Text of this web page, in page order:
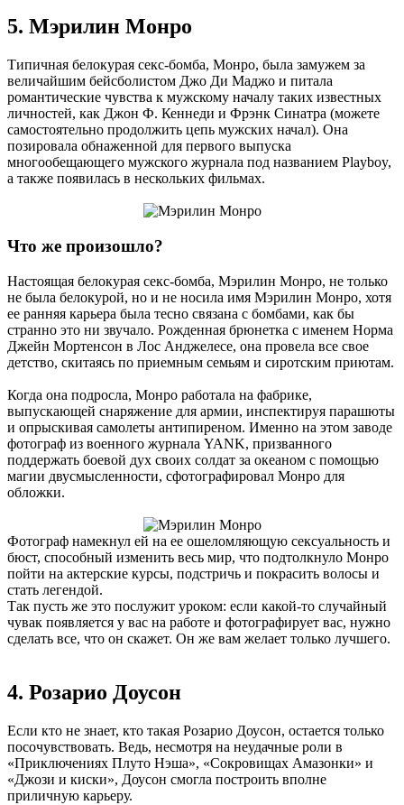
5. Мэрилин Монро
Типичная белокурая секс-бомба, Монро, была замужем за
величайшим бейсболистом Джо Ди Маджо и питала
романтические чувства к мужскому началу таких известных
личностей, как Джон Ф. Кеннеди и Фрэнк Синатра (можете
самостоятельно продолжить цепь мужских начал). Она
позировала обнаженной для первого выпуска
многообещающего мужского журнала под названием Playboy,
а также появилась в нескольких фильмах.
Что же произошло?
Настоящая белокурая секс-бомба, Мэрилин Монро, не только
не была белокурой, но и не носила имя Мэрилин Монро, хотя
ее ранняя карьера была тесно связана с бомбами, как бы
странно это ни звучало. Рожденная брюнетка с именем Норма
Джейн Мортенсон в Лос Анджелесе, она провела все свое
детство, скитаясь по приемным семьям и сиротским приютам.
Когда она подросла, Монро работала на фабрике,
выпускающей снаряжение для армии, инспектируя парашюты
и опрыскивая самолеты антипиреном. Именно на этом заводе
фотограф из военного журнала YANK, призванного
поддержать боевой дух своих солдат за океаном с помощью
магии двусмысленности, сфотографировал Монро для
обложки.
Фотограф намекнул ей на ее ошеломляющую сексуальность и
бюст, способный изменить весь мир, что подтолкнуло Монро
пойти на актерские курсы, подстричь и покрасить волосы и
стать легендой.
Так пусть же это послужит уроком: если какой-то случайный
чувак появляется у вас на работе и фотографирует вас, нужно
сделать все, что он скажет. Он же вам желает только лучшего.
4. Розарио Доусон
Если кто не знает, кто такая Розарио Доусон, остается только
посочувствовать. Ведь, несмотря на неудачные роли в
«Приключениях Плуто Нэша», «Сокровищах Амазонки» и
«Джози и киски», Доусон смогла построить вполне
приличную карьеру.